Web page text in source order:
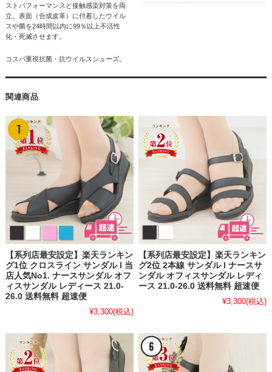
ストパフォーマンスと接触感染対策を両
立。表面（合成皮革）に付着したウイル
スや菌を24時間以内に99％以上不活性
化・死滅させます。
コスパ重視抗菌・抗ウイルスシューズ。
関連商品
【系列店最安設定】楽天ランキン
グ1位 クロスライン サンダル l 当
店人気No1. ナースサンダル オフ
ィスサンダル レディース 21.0-
26.0 送料無料 超速便
¥3,300(税込)
【系列店最安設定】楽天ランキン
グ2位 2本線 サンダル l ナースサ
ンダル オフィスサンダル レディ
ース 21.0-26.0 送料無料 超速便
¥3,300(税込)